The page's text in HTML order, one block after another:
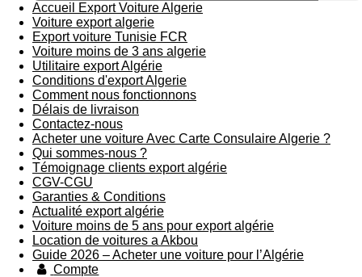
Accueil Export Voiture Algerie
Voiture export algerie
Export voiture Tunisie FCR
Voiture moins de 3 ans algerie
Utilitaire export Algérie
Conditions d'export Algerie
Comment nous fonctionnons
Délais de livraison
Contactez-nous
Acheter une voiture Avec Carte Consulaire Algerie ?
Qui sommes-nous ?
Témoignage clients export algérie
CGV-CGU
Garanties & Conditions
Actualité export algérie
Voiture moins de 5 ans pour export algérie
Location de voitures a Akbou
Guide 2026 – Acheter une voiture pour l’Algérie
Compte